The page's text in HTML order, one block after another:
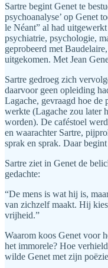
Sartre begint Genet te
psychoanalyse’ op Genet
le Néant” al had
psychiatrie, psychologie,
geprobeerd met
uitgekomen. Met Jean
Sartre gedroeg zich
daarvoor geen opleiding
Lagache, gevraagd hoe de
werkte (Lagache zou later
worden). De caféstoel
en waarachter Sartre,
sprak en sprak. Daar
Sartre ziet in Genet de
gedachte:
“De mens is wat hij is,
van zichzelf maakt. Hij
vrijheid.”
Waarom koos Genet voor
het immorele? Hoe
wilde Genet met zijn